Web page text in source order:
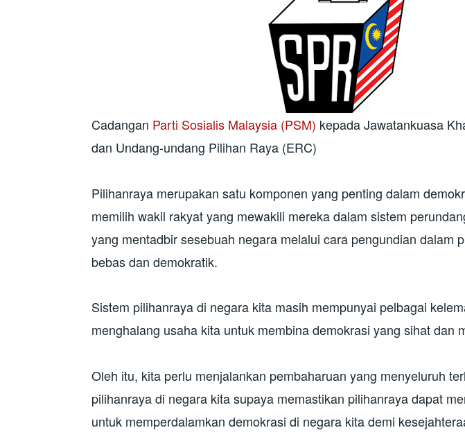
Cadangan Parti Sosialis Malaysia (PSM) kepada Jawatankuasa
dan Undang-undang Pilihan Raya (ERC)
Pilihanraya merupakan satu komponen yang penting dalam
memilih wakil rakyat yang mewakili mereka dalam sistem
yang mentadbir sesebuah negara melalui cara pengundian dalam
bebas dan demokratik.
Sistem pilihanraya di negara kita masih mempunyai pelbagai
menghalang usaha kita untuk membina demokrasi yang sihat dan
Oleh itu, kita perlu menjalankan pembaharuan yang menyeluruh
pilihanraya di negara kita supaya memastikan pilihanraya dapat
untuk memperdalamkan demokrasi di negara kita demi